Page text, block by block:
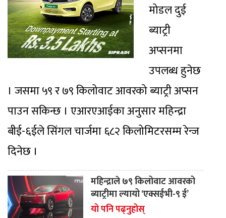
मोडल दुई
ब्याट्री
अप्सनमा
उपलब्ध हुनेछ
। जसमा ५९ र ७९ किलोवाट आवरको ब्याट्री अप्सन
पाउन सकिन्छ । एआरएआईका अनुसार महिन्द्रा
बीई-६ईले सिंगल चार्जमा ६८२ किलोमिटरसम्म रेन्ज
दिनेछ ।
महिन्द्राले ७९ किलोवाट आवरको
ब्याट्रीमा ल्यायो ‘एक्सईभी-९ ई’
यो पनि पढ्नुहोस्